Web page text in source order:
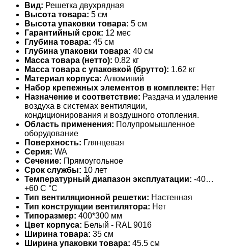
Вид: Решетка двухрядная
Высота товара: 5 см
Высота упаковки товара: 5 см
Гарантийный срок: 12 мес
Глубина товара: 45 см
Глубина упаковки товара: 40 см
Масса товара (нетто): 0.82 кг
Масса товара с упаковкой (брутто): 1.62 кг
Материал корпуса: Алюминий
Набор крепежных элементов в комплекте: Нет
Назначение и соответствие: Раздача и удаление
воздуха в системах вентиляции,
кондиционирования и воздушного отопления.
Область применения: Полупромышленное
оборудование
Поверхность: Глянцевая
Серия: WA
Сечение: Прямоугольное
Срок службы: 10 лет
Температурный диапазон эксплуатации: -40…
+60 С °С
Тип вентиляционной решетки: Настенная
Тип конструкции вентилятора: Нет
Типоразмер: 400*300 мм
Цвет корпуса: Белый - RAL 9016
Ширина товара: 35 см
Ширина упаковки товара: 45.5 см